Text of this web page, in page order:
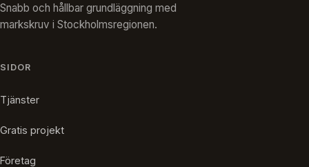
Snabb och hållbar grundläggning med
markskruv i Stockholmsregionen.
SIDOR
Tjänster
Gratis projekt
Företag